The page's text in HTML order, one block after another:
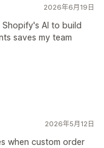
2026年6月19日
AI to build
saves my team
2026年5月12日
when custom order